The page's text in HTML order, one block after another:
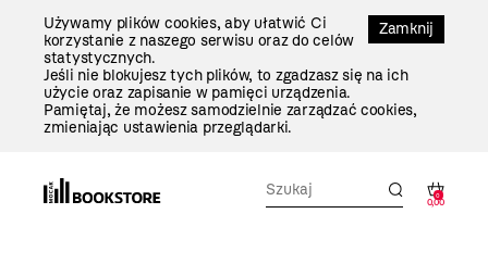
Zamknij
Używamy plików cookies, aby ułatwić Ci
korzystanie z naszego serwisu oraz do celów
statystycznych.
Jeśli nie blokujesz tych plików, to zgadzasz się na ich
użycie oraz zapisanie w pamięci urządzenia.
Pamiętaj, że możesz samodzielnie zarządzać cookies,
zmieniając ustawienia przeglądarki.
0
0,00